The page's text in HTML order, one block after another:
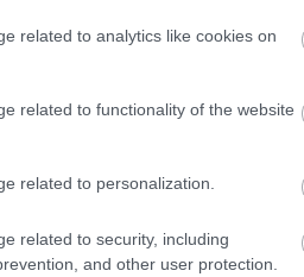
related to analytics like cookies on
related to functionality of the website
related to personalization.
related to security, including
and other user protection.